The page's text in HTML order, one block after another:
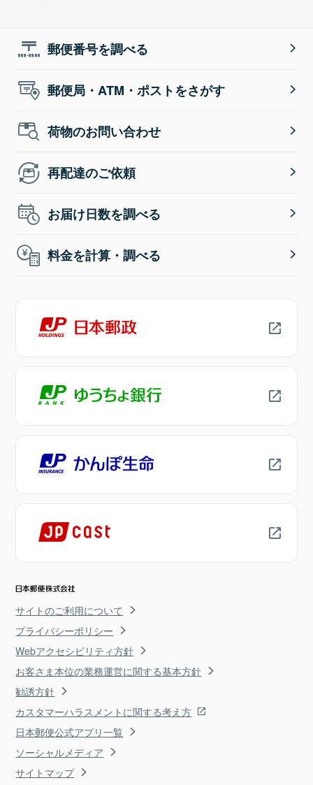
郵便番号を調べる
郵便局・ATM・ポストをさがす
荷物のお問い合わせ
再配達のご依頼
お届け日数を調べる
料金を計算・調べる
サイトのご利用について
プライバシーポリシー
Webアクセシビリティ方針
お客さま本位の業務運営に関する基本方針
勧誘方針
カスタマーハラスメントに関する考え方
日本郵便公式アプリ一覧
ソーシャルメディア
サイトマップ